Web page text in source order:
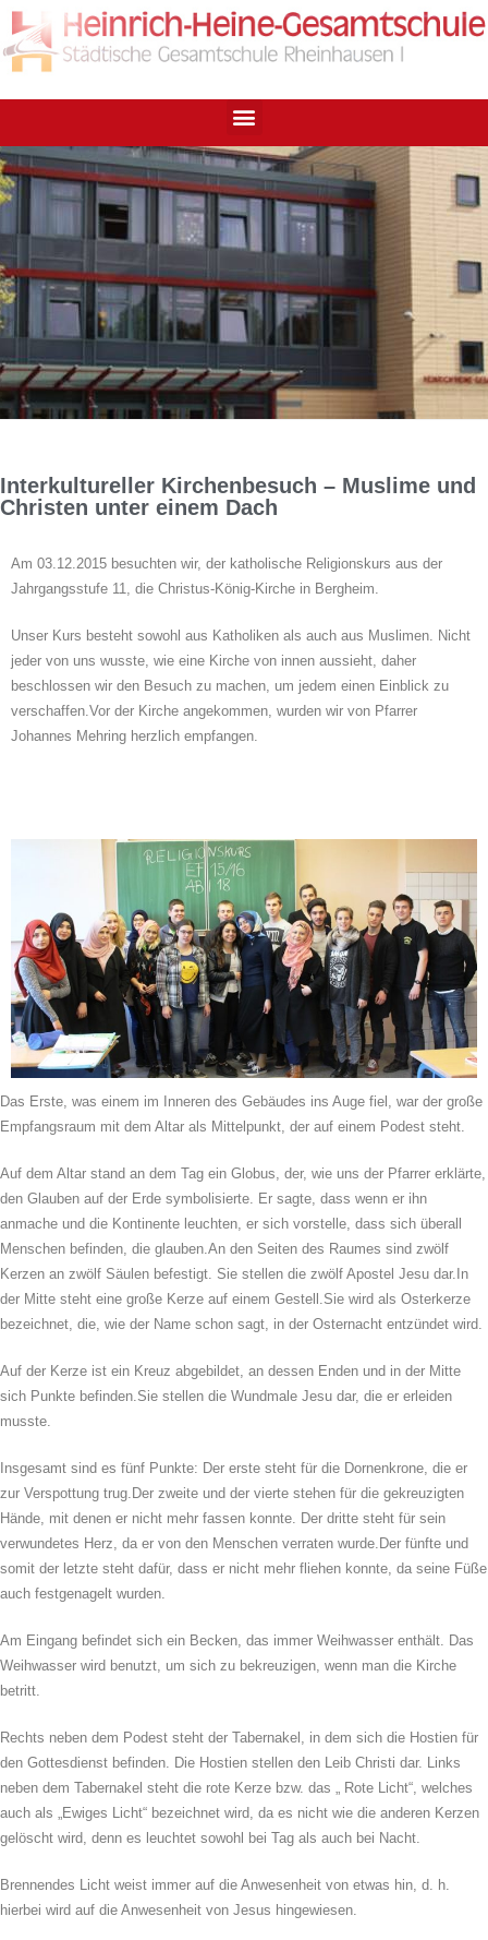
Interkultureller Kirchenbesuch – Muslime und
Christen unter einem Dach
Am 03.12.2015 besuchten wir, der katholische Religionskurs aus der
Jahrgangsstufe 11, die Christus-König-Kirche in Bergheim.
Unser Kurs besteht sowohl aus Katholiken als auch aus Muslimen. Nicht
jeder von uns wusste, wie eine Kirche von innen aussieht, daher
beschlossen wir den Besuch zu machen, um jedem einen Einblick zu
verschaffen.Vor der Kirche angekommen, wurden wir von Pfarrer
Johannes Mehring herzlich empfangen.
Das Erste, was einem im Inneren des Gebäudes ins Auge fiel, war der große
Empfangsraum mit dem Altar als Mittelpunkt, der auf einem Podest steht.
Auf dem Altar stand an dem Tag ein Globus, der, wie uns der Pfarrer erklärte,
den Glauben auf der Erde symbolisierte. Er sagte, dass wenn er ihn
anmache und die Kontinente leuchten, er sich vorstelle, dass sich überall
Menschen befinden, die glauben.An den Seiten des Raumes sind zwölf
Kerzen an zwölf Säulen befestigt. Sie stellen die zwölf Apostel Jesu dar.In
der Mitte steht eine große Kerze auf einem Gestell.Sie wird als Osterkerze
bezeichnet, die, wie der Name schon sagt, in der Osternacht entzündet wird.
Auf der Kerze ist ein Kreuz abgebildet, an dessen Enden und in der Mitte
sich Punkte befinden.Sie stellen die Wundmale Jesu dar, die er erleiden
musste.
Insgesamt sind es fünf Punkte: Der erste steht für die Dornenkrone, die er
zur Verspottung trug.Der zweite und der vierte stehen für die gekreuzigten
Hände, mit denen er nicht mehr fassen konnte. Der dritte steht für sein
verwundetes Herz, da er von den Menschen verraten wurde.Der fünfte und
somit der letzte steht dafür, dass er nicht mehr fliehen konnte, da seine Füße
auch festgenagelt wurden.
Am Eingang befindet sich ein Becken, das immer Weihwasser enthält. Das
Weihwasser wird benutzt, um sich zu bekreuzigen, wenn man die Kirche
betritt.
Rechts neben dem Podest steht der Tabernakel, in dem sich die Hostien für
den Gottesdienst befinden. Die Hostien stellen den Leib Christi dar. Links
neben dem Tabernakel steht die rote Kerze bzw. das „ Rote Licht“, welches
auch als „Ewiges Licht“ bezeichnet wird, da es nicht wie die anderen Kerzen
gelöscht wird, denn es leuchtet sowohl bei Tag als auch bei Nacht.
Brennendes Licht weist immer auf die Anwesenheit von etwas hin, d. h.
hierbei wird auf die Anwesenheit von Jesus hingewiesen.